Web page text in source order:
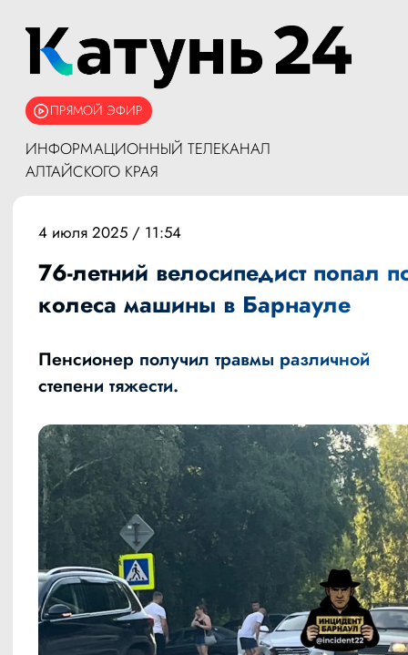
ПРЯМОЙ ЭФИР
ИНФОРМАЦИОННЫЙ ТЕЛЕКАНАЛ
АЛТАЙСКОГО КРАЯ
4 июля 2025 / 11:54
76-летний велосипедист попал
колеса машины в Барнауле
Пенсионер получил травмы различной
степени тяжести.